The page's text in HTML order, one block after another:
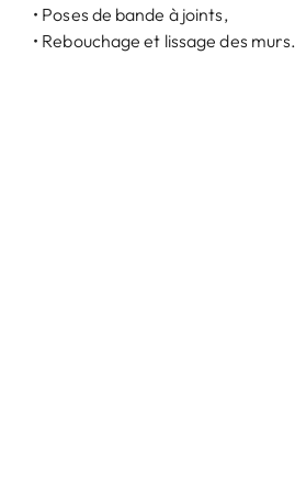
• Poses de bande à joints,
• Rebouchage et lissage des murs.